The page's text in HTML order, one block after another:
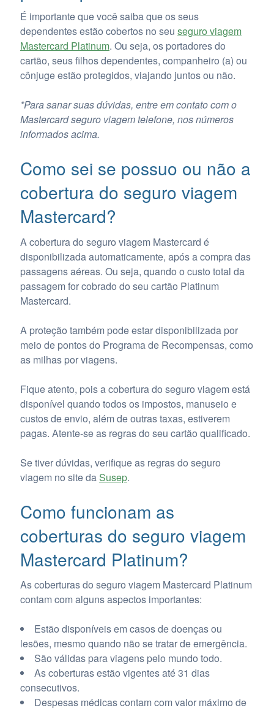
É importante que você saiba que os seus
dependentes estão cobertos no seu seguro viagem
Mastercard Platinum. Ou seja, os portadores do
cartão, seus filhos dependentes, companheiro (a) ou
cônjuge estão protegidos, viajando juntos ou não.
*Para sanar suas dúvidas, entre em contato com o
Mastercard seguro viagem telefone, nos números
informados acima.
Como sei se possuo ou não a
cobertura do seguro viagem
Mastercard?
A cobertura do seguro viagem Mastercard é
disponibilizada automaticamente, após a compra das
passagens aéreas. Ou seja, quando o custo total da
passagem for cobrado do seu cartão Platinum
Mastercard.
A proteção também pode estar disponibilizada por
meio de pontos do Programa de Recompensas, como
as milhas por viagens.
Fique atento, pois a cobertura do seguro viagem está
disponível quando todos os impostos, manuseio e
custos de envio, além de outras taxas, estiverem
pagas. Atente-se as regras do seu cartão qualificado.
Se tiver dúvidas, verifique as regras do seguro
viagem no site daSusep.
Como funcionam as
coberturas do seguro viagem
Mastercard Platinum?
As coberturas do seguro viagem Mastercard Platinum
contam com alguns aspectos importantes:
Estão disponíveis em casos de doenças ou
lesões, mesmo quando não se tratar de emergência.
São válidas para viagens pelo mundo todo.
As coberturas estão vigentes até 31 dias
consecutivos.
Despesas médicas contam com valor máximo de